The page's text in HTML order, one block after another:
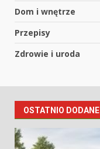
Dom i wnętrze
Przepisy
Zdrowie i uroda
OSTATNIO DODANE